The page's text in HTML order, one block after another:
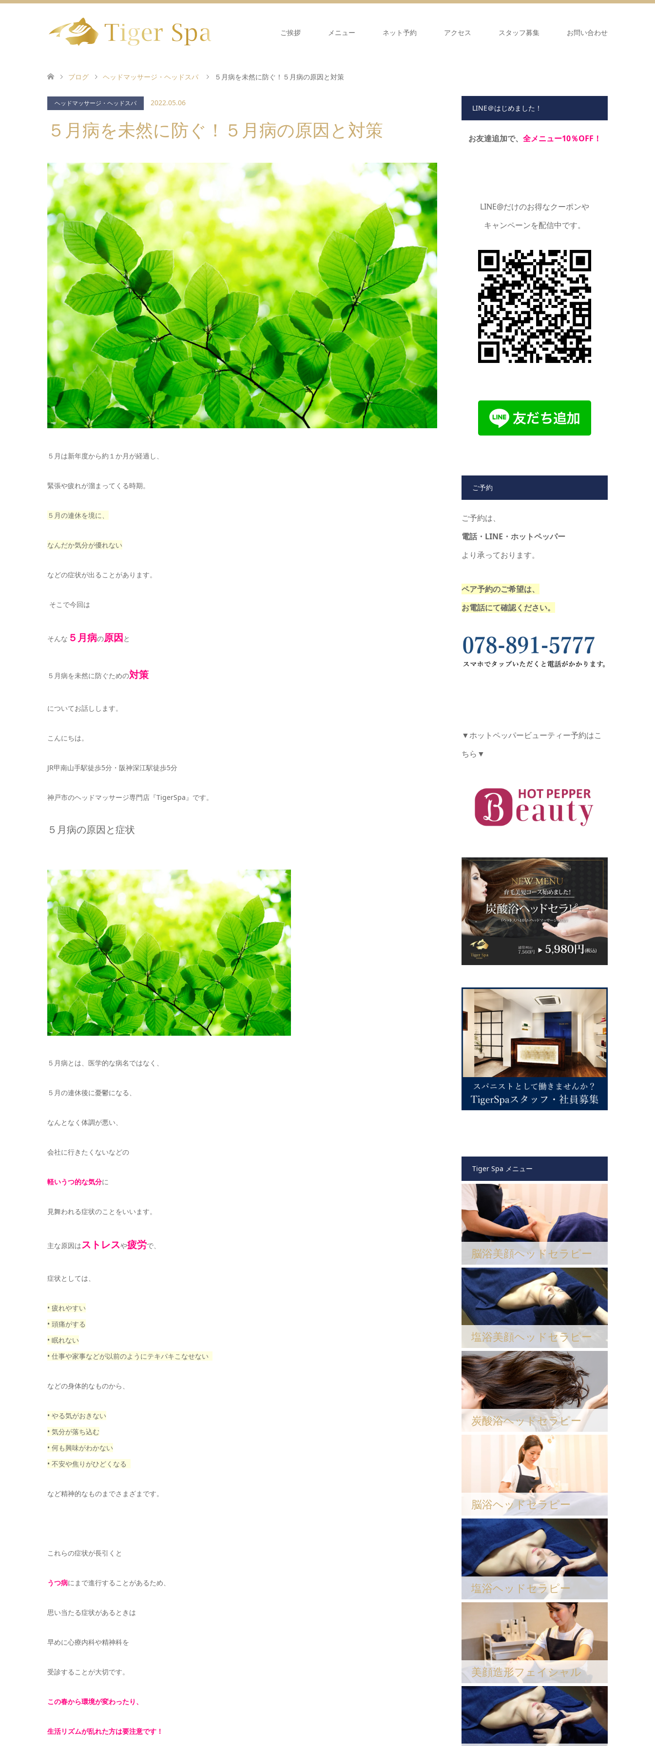
ご挨拶 メニュー ネット予約 アクセス スタッフ募集 お問い合わせ
ブログ ヘッドマッサージ・ヘッドスパ ５月病を未然に防ぐ！５月病の原因と対策
ヘッドマッサージ・ヘッドスパ 2022.05.06
５月病を未然に防ぐ！５月病の原因と対策
５月は新年度から約１か月が経過し、
緊張や疲れが溜まってくる時期。
５月の連休を境に、
なんだか気分が優れない
などの症状が出ることがあります。
そこで今回は
そんな ５月病の原因と
５月病を未然に防ぐための対策
についてお話しします。
こんにちは。
JR甲南山手駅徒歩5分・阪神深江駅徒歩5分
神戸市のヘッドマッサージ専門店『TigerSpa』です。
５月病の原因と症状
５月病とは、医学的な病名ではなく、
５月の連休後に憂鬱になる、
なんとなく体調が悪い、
会社に行きたくないなどの
軽いうつ的な気分に
見舞われる症状のことをいいます。
主な原因はストレスや疲労で、
症状としては、
• 疲れやすい
• 頭痛がする
• 眠れない
• 仕事や家事などが以前のようにテキパキこなせない
などの身体的なものから、
• やる気がおきない
• 気分が落ち込む
• 何も興味がわかない
• 不安や焦りがひどくなる
など精神的なものまでさまざまです。
これらの症状が長引くと
うつ病にまで進行することがあるため、
思い当たる症状があるときは
早めに心療内科や精神科を
受診することが大切です。
この春から環境が変わったり、
生活リズムが乱れた方は要注意です！
LINE＠はじめました！
お友達追加で、 全メニュー10％OFF！
LINE@だけのお得なクーポンや
キャンペーンを配信中です。
ご予約
ご予約は、
電話・LINE・ホットペッパー
より承っております。
ペア予約のご希望は、
お電話にて確認ください。
▼ホットペッパービューティー予約はこ
ちら▼
Tiger Spa メニュー
脳浴美顔ヘッドセラピー
塩浴美顔ヘッドセラピー
炭酸浴ヘッドセラピー
脳浴ヘッドセラピー
塩浴ヘッドセラピー
美顔造形フェイシャル